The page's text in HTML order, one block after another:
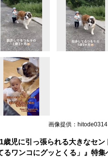
画像提供：
児に引っ張られる大きなセン
ワンコにグッとくる」』特集